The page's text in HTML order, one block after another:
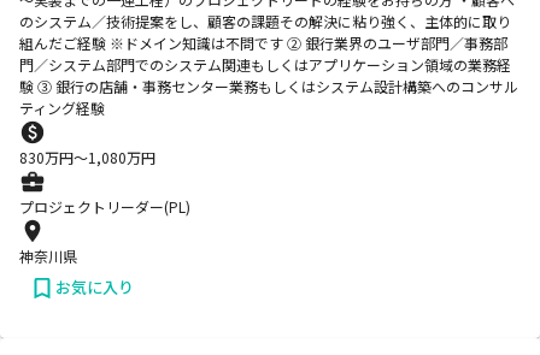
のシステム／技術提案をし、顧客の課題その解決に粘り強く、主体的に取り
組んだご経験 ※ドメイン知識は不問です ② 銀行業界のユーザ部門／事務部
門／システム部門でのシステム関連もしくはアプリケーション領域の業務経
験 ③ 銀行の店舗・事務センター業務もしくはシステム設計構築へのコンサル
ティング経験
830万円〜1,080万円
プロジェクトリーダー(PL)
神奈川県
お気に入り